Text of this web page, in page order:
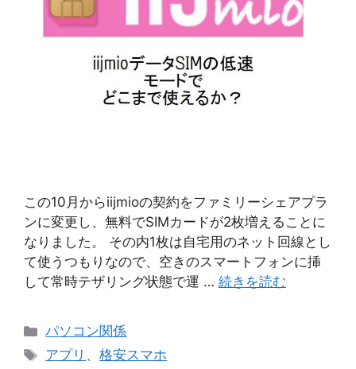
この10月からiijmioの契約をファミリーシェアプラ
ンに変更し、無料でSIMカードが2枚増えることに
なりました。 その内1枚は自宅用のネット回線とし
て使うつもりなので、空きのスマートフォンに挿
して常時テザリング状態で運 … 続きを読む
カ
テ
パソコン関係
タ
アプリ 、格安スマホ